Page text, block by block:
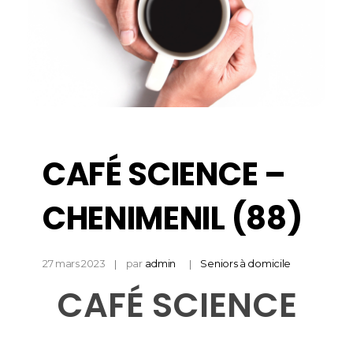
CAFÉ SCIENCE –
CHENIMENIL (88)
27 mars 2023 par admin Seniors à domicile
CAFÉ SCIENCE